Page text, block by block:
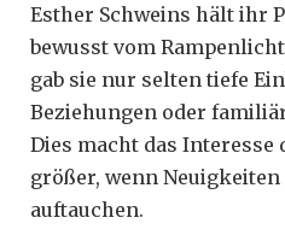
Esther Schweins hält ihr
bewusst vom
gab sie nur selten tiefe
Beziehungen oder
Dies macht das
größer, wenn
auftauchen.